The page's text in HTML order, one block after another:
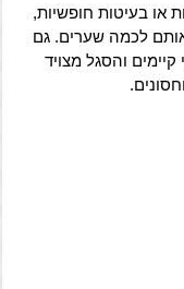
או בעיטות חופשיות,
לכמה שערים. גם
והסגל מצויד